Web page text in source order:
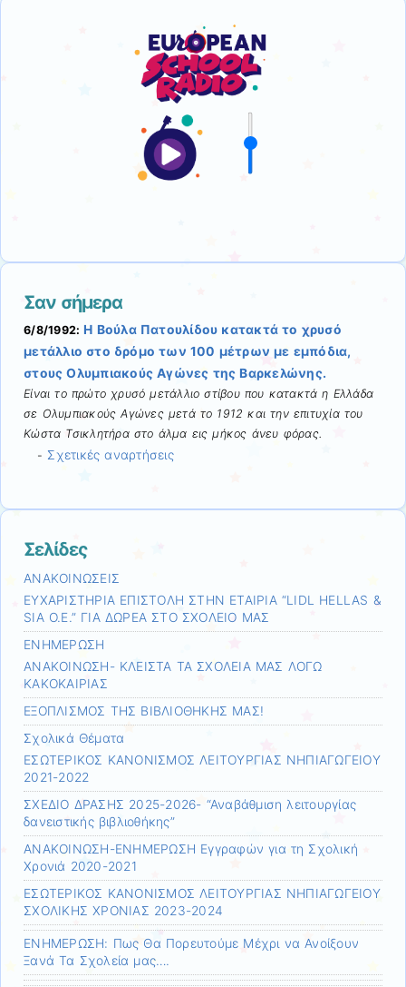
Σαν σήμερα
6/8/1992: Η Βούλα Πατουλίδου κατακτά το χρυσό
μετάλλιο στο δρόμο των 100 μέτρων με εμπόδια,
στους Ολυμπιακούς Αγώνες της Βαρκελώνης.
Είναι το πρώτο χρυσό μετάλλιο στίβου που κατακτά η Ελλάδα
σε Ολυμπιακούς Αγώνες μετά το 1912 και την επιτυχία του
Κώστα Τσικλητήρα στο άλμα εις μήκος άνευ φόρας.
-Σχετικές αναρτήσεις
Σελίδες
ΑΝΑΚΟΙΝΩΣΕΙΣ
ΕΥΧΑΡΙΣΤΗΡΙΑ ΕΠΙΣΤΟΛΗ ΣΤΗΝ ΕΤΑΙΡΙΑ “LIDL HELLAS &
SIA O.E.” ΓΙΑ ΔΩΡΕΑ ΣΤΟ ΣΧΟΛΕΙΟ ΜΑΣ
ΕΝΗΜΕΡΩΣΗ
ΑΝΑΚΟΙΝΩΣΗ- ΚΛΕΙΣΤΑ ΤΑ ΣΧΟΛΕΙΑ ΜΑΣ ΛΟΓΩ
ΚΑΚΟΚΑΙΡΙΑΣ
ΕΞΟΠΛΙΣΜΟΣ ΤΗΣ ΒΙΒΛΙΟΘΗΚΗΣ ΜΑΣ!
Σχολικά Θέματα
ΕΣΩΤΕΡΙΚΟΣ ΚΑΝΟΝΙΣΜΟΣ ΛΕΙΤΟΥΡΓΙΑΣ ΝΗΠΙΑΓΩΓΕΙΟΥ
2021-2022
ΣΧΕΔΙΟ ΔΡΑΣΗΣ 2025-2026- “Αναβάθμιση λειτουργίας
δανειστικής βιβλιοθήκης”
ΑΝΑΚΟΙΝΩΣΗ-ΕΝΗΜΕΡΩΣΗ Εγγραφών για τη Σχολική
Χρονιά 2020-2021
ΕΣΩΤΕΡΙΚΟΣ ΚΑΝΟΝΙΣΜΟΣ ΛΕΙΤΟΥΡΓΙΑΣ ΝΗΠΙΑΓΩΓΕΙΟΥ
ΣΧΟΛΙΚΗΣ ΧΡΟΝΙΑΣ 2023-2024
ΕΝΗΜΕΡΩΣΗ: Πως Θα Πορευτούμε Μέχρι να Ανοίξουν
Ξανά Τα Σχολεία μας….